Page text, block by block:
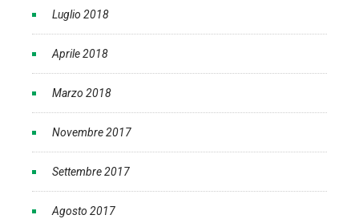
Luglio 2018
Aprile 2018
Marzo 2018
Novembre 2017
Settembre 2017
Agosto 2017